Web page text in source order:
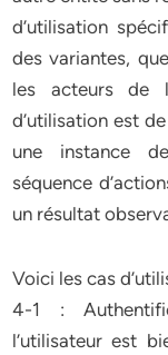
d’utilisation
des variantes,
les acteurs de
d’utilisation est
une instance
séquence
un résultat
Voici les cas
4-1 :
l’utilisateur est